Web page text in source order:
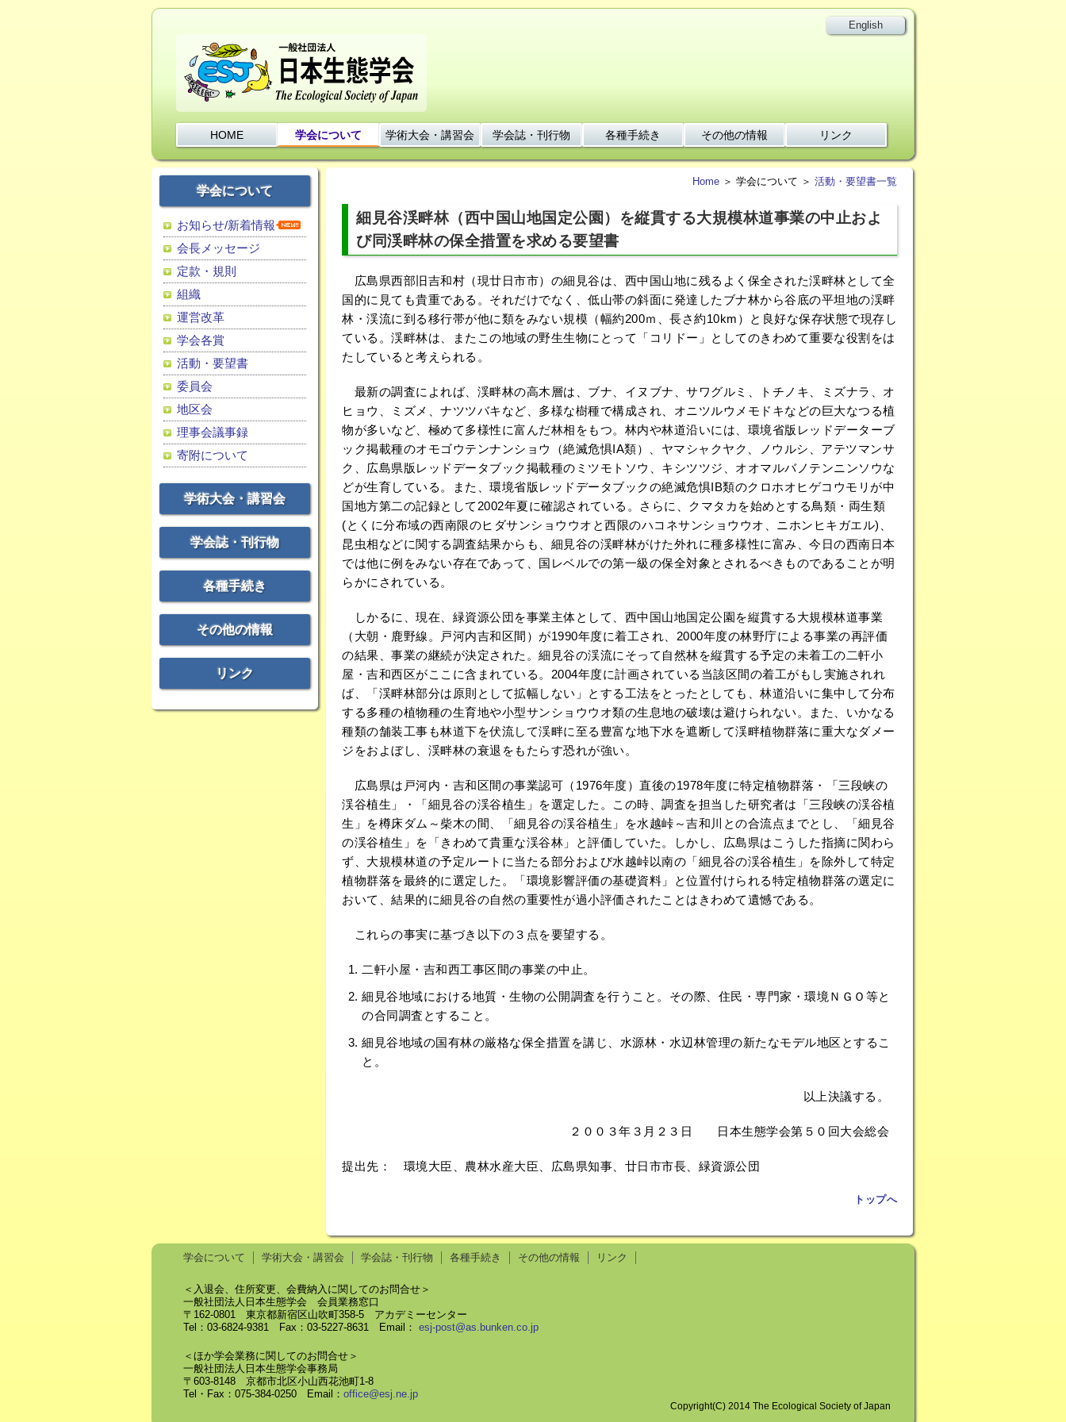
English
HOME 学会について 学術大会・講習会 学会誌・刊行物 各種手続き その他の情報 リンク
学会について
お知らせ/新着情報
会長メッセージ
定款・規則
組織
運営改革
学会各賞
活動・要望書
委員会
地区会
理事会議事録
寄附について
学術大会・講習会
学会誌・刊行物
各種手続き
その他の情報
リンク
Home ＞ 学会について ＞ 活動・要望書一覧
細見谷渓畔林（西中国山地国定公園）を縦貫する大規模林道事業の中止およ
び同渓畔林の保全措置を求める要望書
広島県西部旧吉和村（現廿日市市）の細見谷は、西中国山地に残るよく保全された渓畔林として全
国的に見ても貴重である。それだけでなく、低山帯の斜面に発達したブナ林から谷底の平坦地の渓畔
林・渓流に到る移行帯が他に類をみない規模（幅約200ｍ、長さ約10km）と良好な保存状態で現存し
ている。渓畔林は、またこの地域の野生生物にとって「コリドー」としてのきわめて重要な役割をは
たしていると考えられる。
最新の調査によれば、渓畔林の高木層は、ブナ、イヌブナ、サワグルミ、トチノキ、ミズナラ、オ
ヒョウ、ミズメ、ナツツバキなど、多様な樹種で構成され、オニツルウメモドキなどの巨大なつる植
物が多いなど、極めて多様性に富んだ林相をもつ。林内や林道沿いには、環境省版レッドデーターブ
ック掲載種のオモゴウテンナンショウ（絶滅危惧IA類）、ヤマシャクヤク、ノウルシ、アテツマンサ
ク、広島県版レッドデータブック掲載種のミツモトソウ、キシツツジ、オオマルバノテンニンソウな
どが生育している。また、環境省版レッドデータブックの絶滅危惧IB類のクロホオヒゲコウモリが中
国地方第二の記録として2002年夏に確認されている。さらに、クマタカを始めとする鳥類・両生類
(とくに分布域の西南限のヒダサンショウウオと西限のハコネサンショウウオ、ニホンヒキガエル)、
昆虫相などに関する調査結果からも、細見谷の渓畔林がけた外れに種多様性に富み、今日の西南日本
では他に例をみない存在であって、国レベルでの第一級の保全対象とされるべきものであることが明
らかにされている。
しかるに、現在、緑資源公団を事業主体として、西中国山地国定公園を縦貫する大規模林道事業
（大朝・鹿野線。戸河内吉和区間）が1990年度に着工され、2000年度の林野庁による事業の再評価
の結果、事業の継続が決定された。細見谷の渓流にそって自然林を縦貫する予定の未着工の二軒小
屋・吉和西区がここに含まれている。2004年度に計画されている当該区間の着工がもし実施されれ
ば、「渓畔林部分は原則として拡幅しない」とする工法をとったとしても、林道沿いに集中して分布
する多種の植物種の生育地や小型サンショウウオ類の生息地の破壊は避けられない。また、いかなる
種類の舗装工事も林道下を伏流して渓畔に至る豊富な地下水を遮断して渓畔植物群落に重大なダメー
ジをおよぼし、渓畔林の衰退をもたらす恐れが強い。
広島県は戸河内・吉和区間の事業認可（1976年度）直後の1978年度に特定植物群落・「三段峡の
渓谷植生」・「細見谷の渓谷植生」を選定した。この時、調査を担当した研究者は「三段峡の渓谷植
生」を樽床ダム～柴木の間、「細見谷の渓谷植生」を水越峠～吉和川との合流点までとし、「細見谷
の渓谷植生」を「きわめて貴重な渓谷林」と評価していた。しかし、広島県はこうした指摘に関わら
ず、大規模林道の予定ルートに当たる部分および水越峠以南の「細見谷の渓谷植生」を除外して特定
植物群落を最終的に選定した。「環境影響評価の基礎資料」と位置付けられる特定植物群落の選定に
おいて、結果的に細見谷の自然の重要性が過小評価されたことはきわめて遺憾である。
これらの事実に基づき以下の３点を要望する。
二軒小屋・吉和西工事区間の事業の中止。
細見谷地域における地質・生物の公開調査を行うこと。その際、住民・専門家・環境ＮＧＯ等と
の合同調査とすること。
細見谷地域の国有林の厳格な保全措置を講じ、水源林・水辺林管理の新たなモデル地区とするこ
と。
以上決議する。
２００３年３月２３日 日本生態学会第５０回大会総会
提出先： 環境大臣、農林水産大臣、広島県知事、廿日市市長、緑資源公団
トップへ
学会について 学術大会・講習会 学会誌・刊行物 各種手続き その他の情報 リンク
＜入退会、住所変更、会費納入に関してのお問合せ＞
一般社団法人日本生態学会 会員業務窓口
〒162-0801 東京都新宿区山吹町358-5 アカデミーセンター
Tel：03-6824-9381 Fax：03-5227-8631 Email： esj-post@as.bunken.co.jp
＜ほか学会業務に関してのお問合せ＞
一般社団法人日本生態学会事務局
〒603-8148 京都市北区小山西花池町1-8
Tel・Fax：075-384-0250 Email： office@esj.ne.jp
Copyright(C) 2014 The Ecological Society of Japan